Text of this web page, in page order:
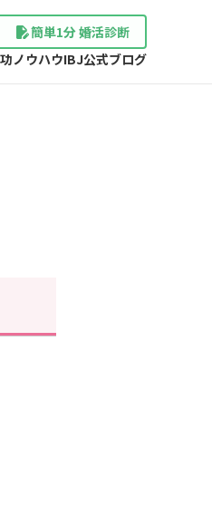
簡単1分 婚活診断
ノウハウIBJ公式ブログ